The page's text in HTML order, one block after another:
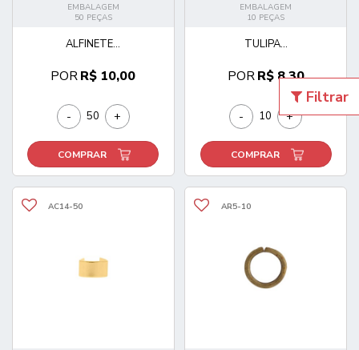
Filtrar
EMBALAGEM
50 PEÇAS
ALFINETE...
PORR$ 10,00
- +
COMPRAR
EMBALAGEM
10 PEÇAS
TULIPA...
PORR$ 8,30
- +
COMPRAR
AC14-50 AR5-10